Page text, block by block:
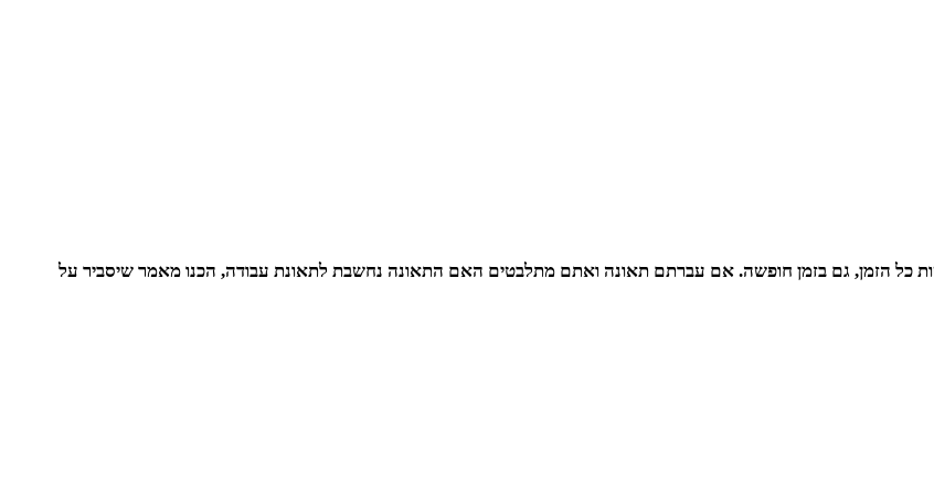
כל הזמן, גם בזמן חופשה. אם עברתם תאונה ואתם מתלבטים האם התאונה נחשבת לתאונת עבודה, הכנו מאמר שיסביר על